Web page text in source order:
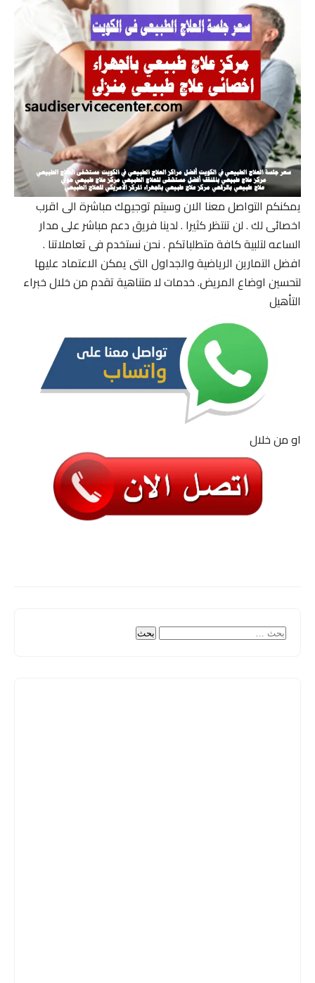
يمكنكم التواصل معنا الان وسيتم توجيهك مباشرة الى اقرب
اخصائى لك . لن تنتظر كثيرا . لدينا فريق دعم مباشر على مدار
الساعه لتلبية كافة متطلباتكم . نحن نستخدم فى تعاملاتنا .
افضل التمارين الرياضية والجداول التى يمكن الاعتماد عليها
لتحسين اوضاع المريض. خدمات لا متناهية تقدم من خلال خبراء
التأهيل
او من خلال
البحث